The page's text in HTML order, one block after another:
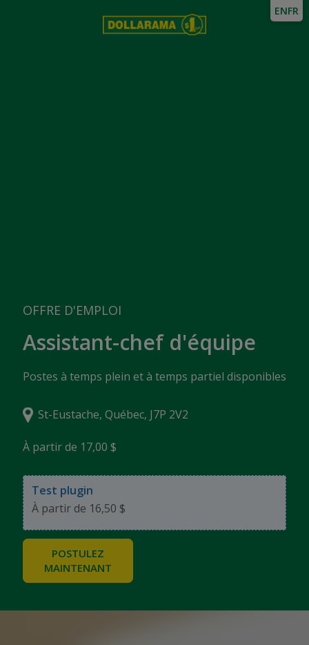
OFFRE D'EMPLOI
Assistant-chef d'équipe
Postes à temps plein et à temps partiel disponibles
St-Eustache, Québec, J7P 2V2
À partir de 17,00 $
Test plugin
À partir de 16,50 $
POSTULEZ
MAINTENANT
ENFR